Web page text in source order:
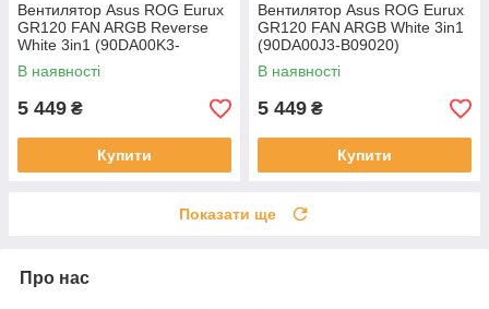
Вентилятор Asus ROG Eurux
GR120 FAN ARGB Reverse
White 3in1 (90DA00K3-
B09020)
В наявності
5 449 ₴
Купити
Вентилятор Asus ROG Eurux
GR120 FAN ARGB White 3in1
(90DA00J3-B09020)
В наявності
5 449 ₴
Купити
Показати ще
Про нас